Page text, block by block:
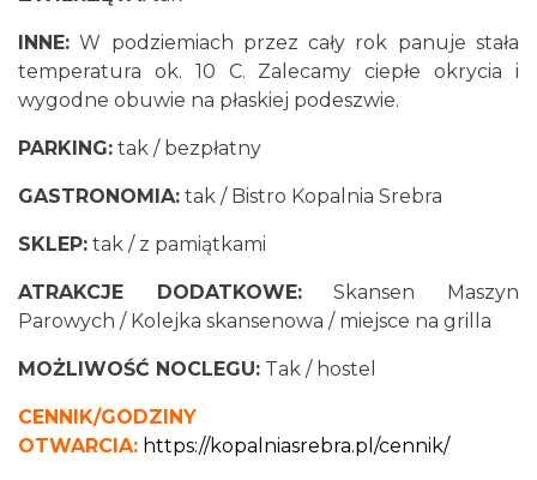
INNE: W podziemiach przez cały rok panuje stała
temperatura ok. 10 C. Zalecamy ciepłe okrycia i
wygodne obuwie na płaskiej podeszwie.
PARKING: tak / bezpłatny
GASTRONOMIA: tak / Bistro Kopalnia Srebra
SKLEP: tak / z pamiątkami
ATRAKCJE DODATKOWE:Skansen Maszyn
Parowych / Kolejka skansenowa / miejsce na grilla
MOŻLIWOŚĆ NOCLEGU: Tak / hostel
CENNIK/GODZINY
OTWARCIA: https://kopalniasrebra.pl/cennik/